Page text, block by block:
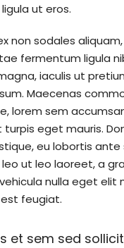
ut eros.
non sodales
fermentum ligula
iaculis ut
Maecenas
lorem sem
turpis eget mauris.
eu lobortis ante
ut leo laoreet, a
nulla eget elit
feugiat.
et sem sed